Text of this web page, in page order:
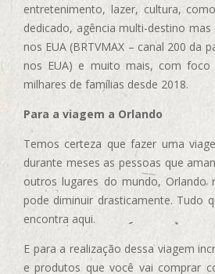
entretenimento, lazer, cultura,
dedicado, agência multi-destino
nos EUA (BRTVMAX – canal 200 da
nos EUA) e muito mais, com foco
milhares de famílias desde 2018.
Para a viagem a Orlando
Temos certeza que fazer uma
durante meses as pessoas que
outros lugares do mundo,
pode diminuir drasticamente. Tudo
encontra aqui.
E para a realização dessa viagem
e produtos que você vai comprar